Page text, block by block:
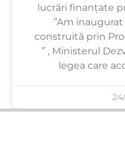
lucrări finanțate
”Am
construită prin
” , Ministerul
legea care